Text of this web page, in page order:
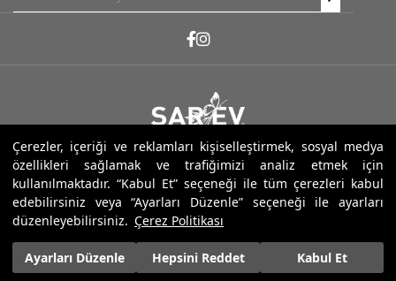
Çerezler, içeriği ve reklamları kişiselleştirmek, sosyal medya
özellikleri sağlamak ve trafiğimizi analiz etmek için
kullanılmaktadır. “Kabul Et” seçeneği ile tüm çerezleri kabul
edebilirsiniz veya “Ayarları Düzenle” seçeneği ile ayarları
düzenleyebilirsiniz. Çerez Politikası
Ayarları Düzenle Hepsini Reddet Kabul Et
Copyright ® 2026 Sarev. Tüm Hakları Saklıdır.
1.450,00 ₺
1.087,50 ₺